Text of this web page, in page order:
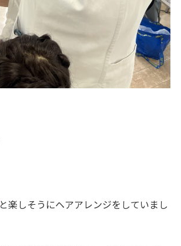
と楽しそうにヘアアレンジをしていまし